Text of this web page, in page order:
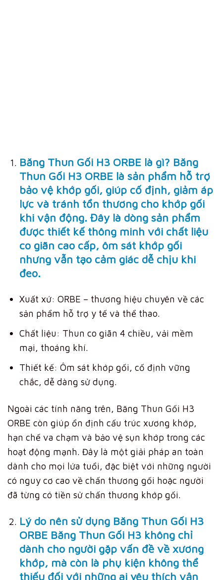
Băng Thun Gối H3 ORBE là gì? Băng
Thun Gối H3 ORBE là sản phẩm hỗ trợ
bảo vệ khớp gối, giúp cố định, giảm áp
lực và tránh tổn thương cho khớp gối
khi vận động. Đây là dòng sản phẩm
được thiết kế thông minh với chất liệu
co giãn cao cấp, ôm sát khớp gối
nhưng vẫn tạo cảm giác dễ chịu khi
đeo.
Xuất xứ: ORBE – thương hiệu chuyên về các
sản phẩm hỗ trợ y tế và thể thao.
Chất liệu: Thun co giãn 4 chiều, vải mềm
mại, thoáng khí.
Thiết kế: Ôm sát khớp gối, cố định vững
chắc, dễ dàng sử dụng.
Ngoài các tính năng trên, Băng Thun Gối H3
ORBE còn giúp ổn định cấu trúc xương khớp,
hạn chế va chạm và bảo vệ sụn khớp trong các
hoạt động mạnh. Đây là một giải pháp an toàn
dành cho mọi lứa tuổi, đặc biệt với những người
có nguy cơ cao về chấn thương gối hoặc người
đã từng có tiền sử chấn thương khớp gối.
Lý do nên sử dụng Băng Thun Gối H3
ORBE Băng Thun Gối H3 không chỉ
dành cho người gặp vấn đề về xương
khớp, mà còn là phụ kiện không thể
thiếu đối với những ai yêu thích vận